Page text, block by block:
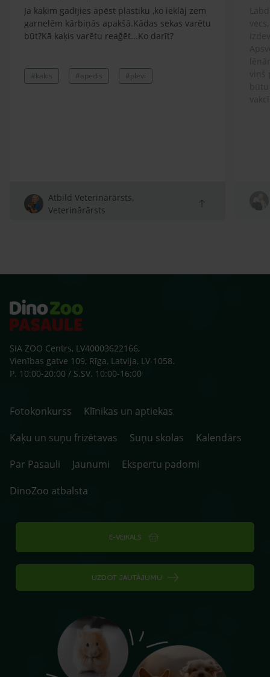
Ja kaķim gadījies apēst plastiku ,ko ieklāj zem
garnelēm kārbiņās apakšā.Kādas sekas varētu
būt?Kā kaķis varētu reağēt...Ko darīt?
#kakis #apedis #plevi
Atbild Veterinārārsts,
Veterinārārsts
SIA ZOO Centrs, LV40003622166,
Vienības gatve 109, Rīga, Latvija, LV-1058.
P. 10:00-20:00 / S.SV. 10:00-16:00
Fotokonkurss
Klīnikas un aptiekas
Kaķu un suņu frizētavas
Suņu skolas
Kalendārs
Par Pasauli
Jaunumi
Ekspertu padomi
DinoZoo atbalsta
E-VEIKALS
UZDOT JAUTĀJUMU